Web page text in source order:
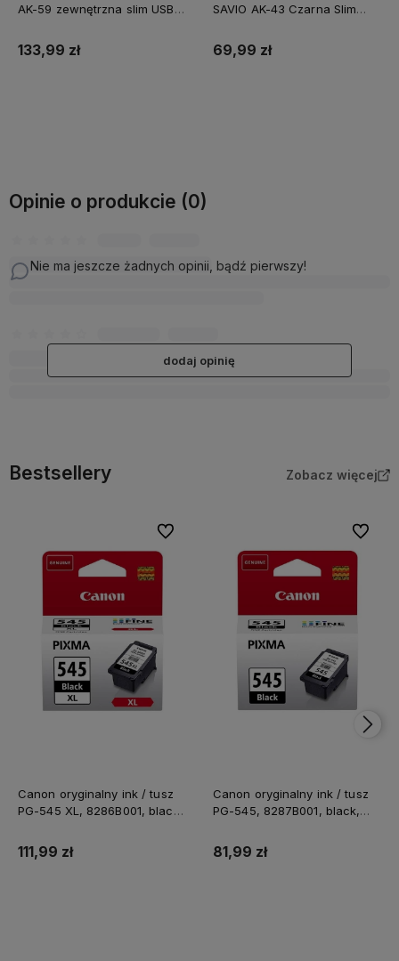
AK-59 zewnętrzna slim USB-
133,99 zł
SAVIO AK-43 Czarna Slim
69,99 zł
Opinie o produkcie (0)
Nie ma jeszcze żadnych opinii, bądź pierwszy!
dodaj opinię
Bestsellery Zobacz więcej
Canon oryginalny ink / tusz
PG-545 XL, 8286B001, black,
111,99 zł
Do ulubionych
Canon oryginalny ink / tusz
PG-545, 8287B001, black,
81,99 zł
Do